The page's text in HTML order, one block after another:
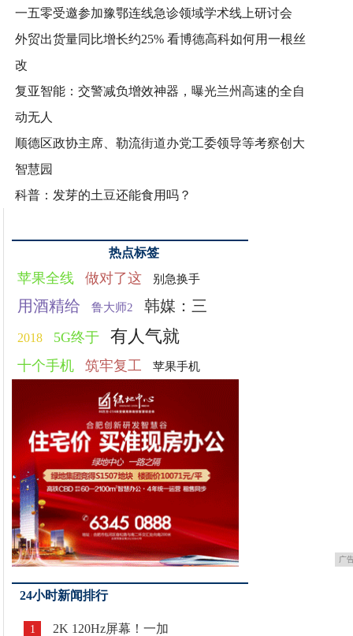
一五零受邀参加豫鄂连线急诊领域学术线上研讨会
外贸出货量同比增长约25% 看博德高科如何用一根丝
改
复亚智能：交警减负增效神器，曝光兰州高速的全自
动无人
顺德区政协主席、勒流街道办党工委领导等考察创大
智慧园
科普：发芽的土豆还能食用吗？
热点标签
苹果全线 做对了这 别急换手
用酒精给 鲁大师2 韩媒：三
2018 5G终于 有人气就
十个手机 筑牢复工 苹果手机
广
24小时新闻排行
1 2K 120Hz屏幕！一加